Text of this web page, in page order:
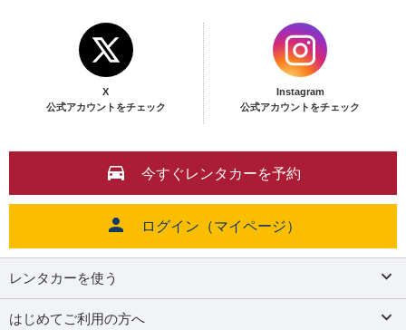
X
公式アカウントをチェック
Instagram
公式アカウントをチェック
今すぐレンタカーを予約
ログイン（マイページ）
レンタカーを使う
はじめてご利用の方へ